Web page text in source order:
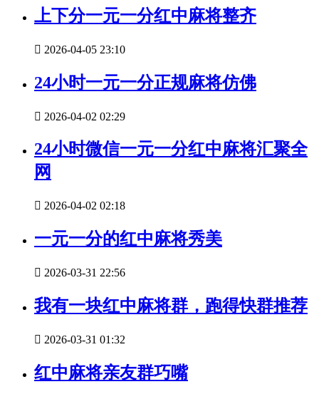
上下分一元一分红中麻将整齐
 2026-04-05 23:10
24小时一元一分正规麻将仿佛
 2026-04-02 02:29
24小时微信一元一分红中麻将汇聚全
网
 2026-04-02 02:18
一元一分的红中麻将秀美
 2026-03-31 22:56
我有一块红中麻将群，跑得快群推荐
 2026-03-31 01:32
红中麻将亲友群巧嘴